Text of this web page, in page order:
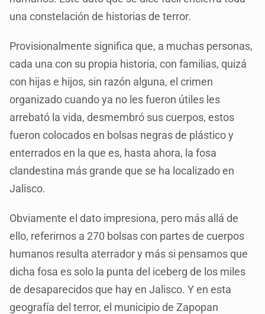
una constelación de historias de terror.
Provisionalmente significa que, a muchas personas,
cada una con su propia historia, con familias, quizá
con hijas e hijos, sin razón alguna, el crimen
organizado cuando ya no les fueron útiles les
arrebató la vida, desmembró sus cuerpos, estos
fueron colocados en bolsas negras de plástico y
enterrados en la que es, hasta ahora, la fosa
clandestina más grande que se ha localizado en
Jalisco.
Obviamente el dato impresiona, pero más allá de
ello, referirnos a 270 bolsas con partes de cuerpos
humanos resulta aterrador y más si pensamos que
dicha fosa es solo la punta del iceberg de los miles
de desaparecidos que hay en Jalisco. Y en esta
geografía del terror, el municipio de Zapopan